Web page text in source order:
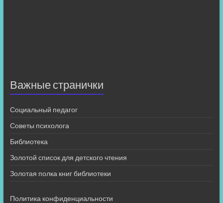
Важные странички
Социальный педагог
Советы психолога
Библиотека
Золотой список для детского чтения
Золотая полка книг библиотеки
Политика конфиденциальности